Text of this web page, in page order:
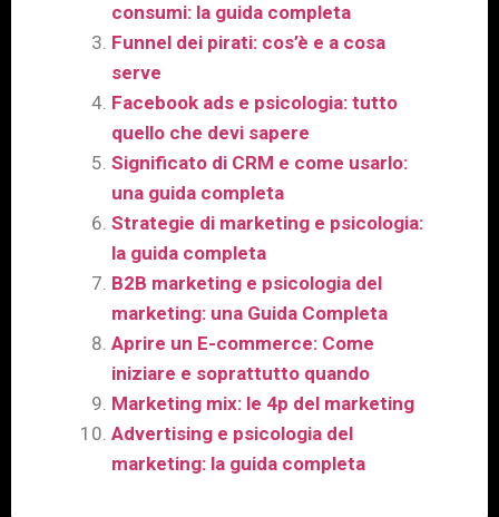
consumi: la guida completa
Funnel dei pirati: cos’è e a cosa
serve
Facebook ads e psicologia: tutto
quello che devi sapere
Significato di CRM e come usarlo:
una guida completa
Strategie di marketing e psicologia:
la guida completa
B2B marketing e psicologia del
marketing: una Guida Completa
Aprire un E-commerce: Come
iniziare e soprattutto quando
Marketing mix: le 4p del marketing
Advertising e psicologia del
marketing: la guida completa